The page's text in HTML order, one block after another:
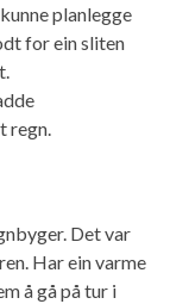
planlegge
for ein sliten
regn.
Det var
Har ein varme
å gå på tur i